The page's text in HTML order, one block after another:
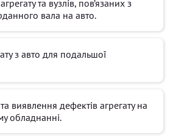
та вузлів, пов’язаних з
вала на авто.
з авто для подальшої
виявлення дефектів агрегату на
обладнанні.